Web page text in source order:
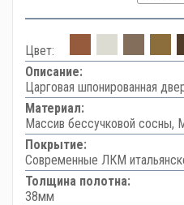
Цвет:
Описание:
Царговая шпонированная
Материал:
Массив бессучковой
Покрытие:
Современные ЛКМ
Толщина полотна:
38мм